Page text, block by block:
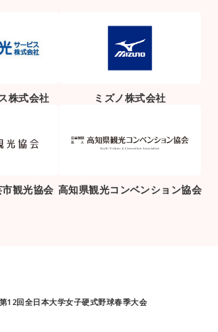
株式会社 ミズノ株式会社
観光協会 高知県観光コンベンション協会
12回全日本大学女子硬式野球春季大会